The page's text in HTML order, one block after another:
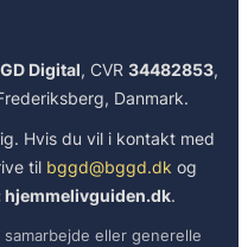
Digital, CVR 34482853,
Danmark.
Hvis du vil i kontakt med
til bggd@bggd.dk og
hjemmelivguiden.dk.
eller generelle